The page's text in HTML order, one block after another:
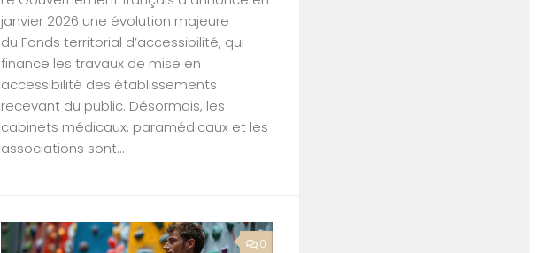
janvier 2026 une évolution majeure
du Fonds territorial d’accessibilité, qui
finance les travaux de mise en
accessibilité des établissements
recevant du public. Désormais, les
cabinets médicaux, paramédicaux et les
associations sont...
0